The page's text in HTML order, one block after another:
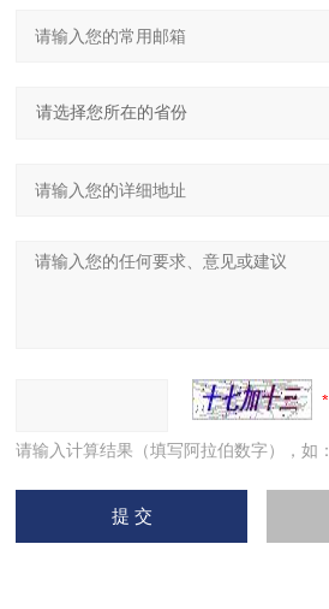
请输入计算结果（填写阿拉伯数字），如